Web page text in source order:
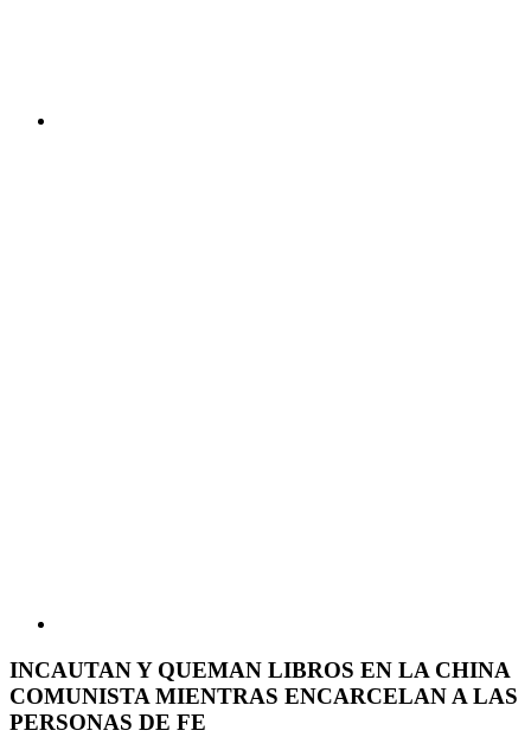
INCAUTAN Y QUEMAN LIBROS EN LA CHINA
COMUNISTA MIENTRAS ENCARCELAN A LAS
PERSONAS DE FE